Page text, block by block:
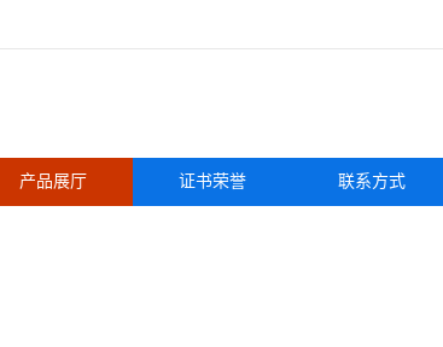
产品展厅 证书荣誉 联系方式